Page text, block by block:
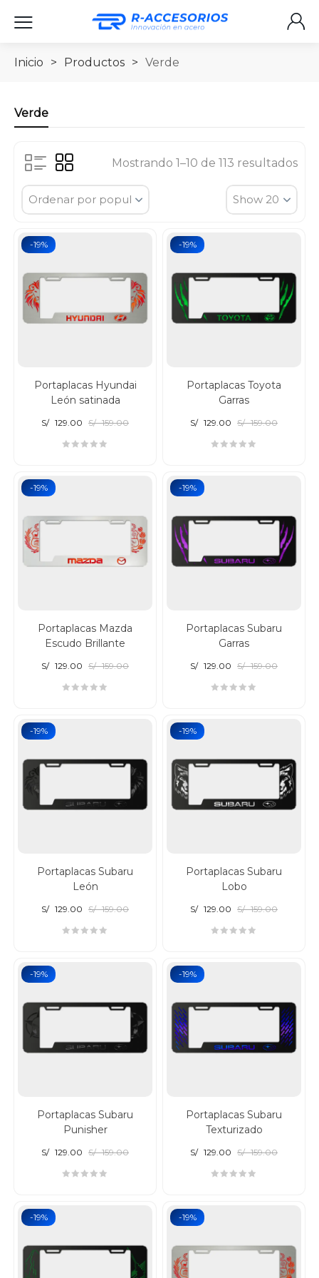
Inicio > Productos > Verde
Verde
Mostrando 1–10 de 113 resultados
Portaplacas Hyundai
León satinada
S/ 159.00
S/ 129.00
-19%
Portaplacas Toyota
Garras
S/ 159.00
S/ 129.00
-19%
Portaplacas Mazda
Escudo Brillante
S/ 159.00
S/ 129.00
-19%
Portaplacas Subaru
Garras
S/ 159.00
S/ 129.00
-19%
Portaplacas Subaru
León
S/ 159.00
S/ 129.00
-19%
Portaplacas Subaru
Lobo
S/ 159.00
S/ 129.00
-19%
Portaplacas Subaru
Punisher
S/ 159.00
S/ 129.00
-19%
Portaplacas Subaru
Texturizado
S/ 159.00
S/ 129.00
-19%
-19% -19%